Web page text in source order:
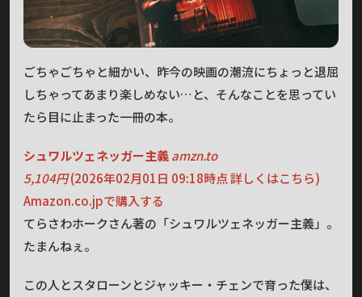
ごちゃごちゃと細かい、昨今の映画の潮流にちょっと退屈
しちゃってあまり楽しめない…と、そんなことを思ってい
たら目に止まった一冊の本。
シュワルツェネッガー主義amzn.to
5,104円(2026年02月01日 09:18時点詳しくはこちら)
Amazon.co.jpで購入する
てらさわホークさん著の「シュワルツェネッガー主義」。
たまんねぇ。
この人とスタローンとジャッキー・チェンで育った僕は、